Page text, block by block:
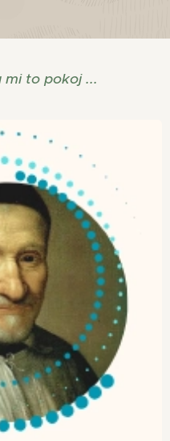
mi to pokoj ...